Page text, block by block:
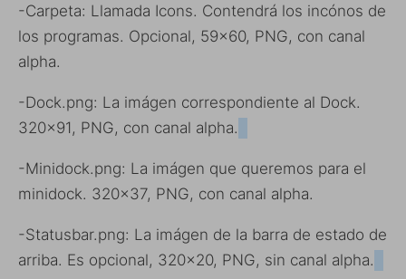
-Carpeta: Llamada Icons. Contendrá los incónos de
los programas. Opcional, 59×60, PNG, con canal
alpha.
-Dock.png: La imágen correspondiente al Dock.
320×91, PNG, con canal alpha.
-Minidock.png: La imágen que queremos para el
minidock. 320×37, PNG, con canal alpha.
-Statusbar.png: La imágen de la barra de estado de
arriba. Es opcional, 320×20, PNG, sin canal alpha.